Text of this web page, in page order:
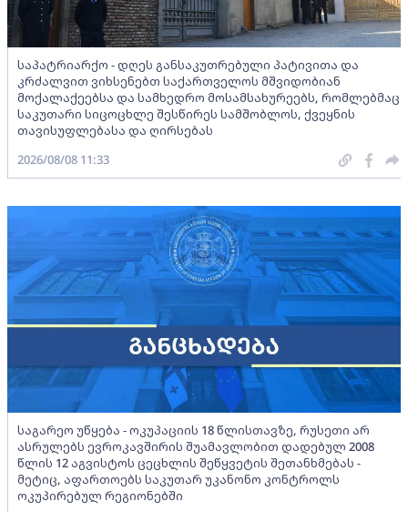
საპატრიარქო - დღეს განსაკუთრებული პატივითა და
კრძალვით ვიხსენებთ საქართველოს მშვიდობიან
მოქალაქეებსა და სამხედრო მოსამსახურეებს, რომლებმაც
საკუთარი სიცოცხლე შესწირეს სამშობლოს, ქვეყნის
თავისუფლებასა და ღირსებას
2026/08/08 11:33
საგარეო უწყება - ოკუპაციის 18 წლისთავზე, რუსეთი არ
ასრულებს ევროკავშირის შუამავლობით დადებულ 2008
წლის 12 აგვისტოს ცეცხლის შეწყვეტის შეთანხმებას -
მეტიც, აფართოებს საკუთარ უკანონო კონტროლს
ოკუპირებულ რეგიონებში